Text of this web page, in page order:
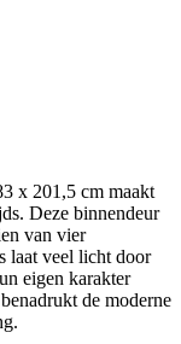
x 201,5 cm maakt
Deze binnendeur
van vier
laat veel licht door
eigen karakter
de moderne